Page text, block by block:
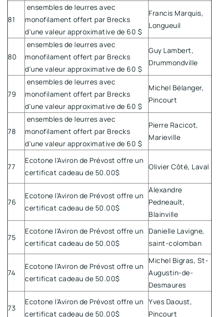
81
ensembles de leurres avec
monofilament offert par Brecks
d'une valeur approximative de 60 $
Francis Marquis,
Longueuil
80
ensembles de leurres avec
monofilament offert par Brecks
d'une valeur approximative de 60 $
Guy Lambert,
Drummondville
79
ensembles de leurres avec
monofilament offert par Brecks
d'une valeur approximative de 60 $
Michel Bélanger,
Pincourt
78
ensembles de leurres avec
monofilament offert par Brecks
d'une valeur approximative de 60 $
Pierre Racicot,
Marieville
77
Ecotone l'Aviron de Prévost offre un
certificat cadeau de 50.00$
Olivier Côté, Laval
76
Ecotone l'Aviron de Prévost offre un
certificat cadeau de 50.00$
Alexandre
Pedneault,
Blainville
75
Ecotone l'Aviron de Prévost offre un
certificat cadeau de 50.00$
Danielle Lavigne,
saint-colomban
74
Ecotone l'Aviron de Prévost offre un
certificat cadeau de 50.00$
Michel Bigras, St-
Augustin-de-
Desmaures
73
Ecotone l'Aviron de Prévost offre un
certificat cadeau de 50.00$
Yves Daoust,
Pincourt